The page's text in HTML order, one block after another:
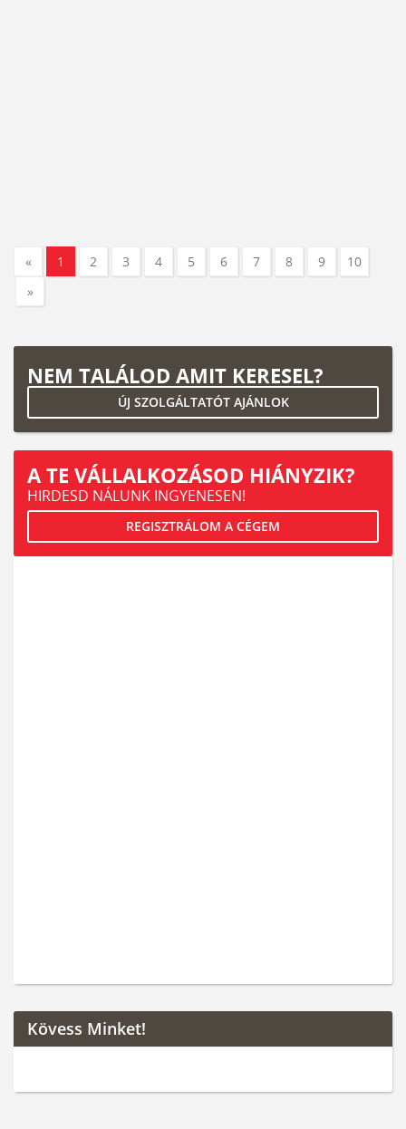
« 1 2 3 4 5 6 7 8 9
10
»
NEM TALÁLOD AMIT KERESEL?
ÚJ SZOLGÁLTATÓT AJÁNLOK
A TE VÁLLALKOZÁSOD HIÁNYZIK?
HIRDESD NÁLUNK INGYENESEN!
REGISZTRÁLOM A CÉGEM
Kövess Minket!